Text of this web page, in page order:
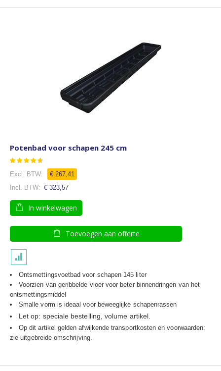
Potenbad voor schapen 245 cm
Waardering:
100
100
€ 267,41
€ 323,57
In winkelwagen
Toevoegen aan offerte
Ontsmettingsvoetbad voor schapen 145 liter
Voorzien van geribbelde vloer voor beter binnendringen van het
ontsmettingsmiddel
Smalle vorm is ideaal voor beweeglijke schapenrassen
Let op: speciale bestelling, volume artikel.
Op dit artikel gelden afwijkende transportkosten en voorwaarden:
zie uitgebreide omschrijving.